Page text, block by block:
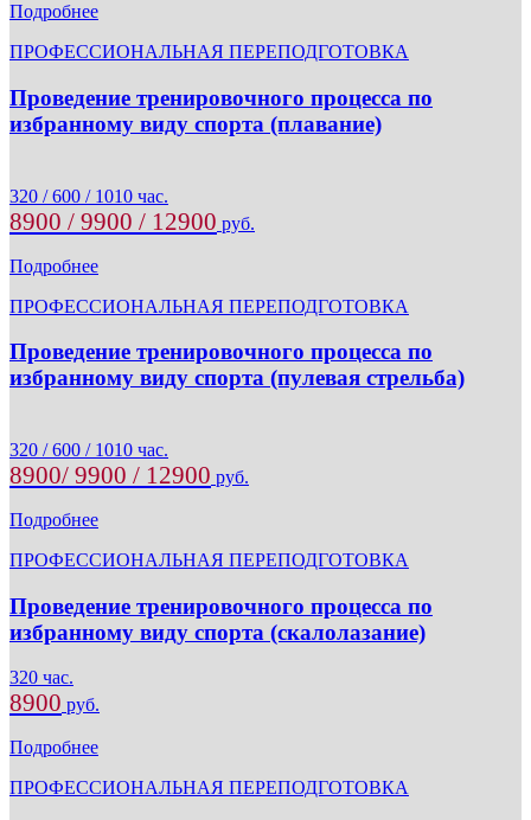
Подробнее
ПРОФЕССИОНАЛЬНАЯ ПЕРЕПОДГОТОВКА
Проведение тренировочного процесса по
избранному виду спорта (плавание)
320 / 600 / 1010 час.
8900 / 9900 / 12900 руб.
Подробнее
ПРОФЕССИОНАЛЬНАЯ ПЕРЕПОДГОТОВКА
Проведение тренировочного процесса по
избранному виду спорта (пулевая стрельба)
320 / 600 / 1010 час.
8900/ 9900 / 12900 руб.
Подробнее
ПРОФЕССИОНАЛЬНАЯ ПЕРЕПОДГОТОВКА
Проведение тренировочного процесса по
избранному виду спорта (скалолазание)
320 час.
8900 руб.
Подробнее
ПРОФЕССИОНАЛЬНАЯ ПЕРЕПОДГОТОВКА